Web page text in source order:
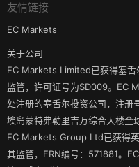
友情链接
EC Markets
关于公司
EC Markets Limited已获得塞舌
监管，许可证号为SD009。EC
处注册的塞舌尔投资公司，注
埃岛蒙特弗勒里吉万综合大楼全
EC Markets Group Ltd已获得
其监管，FRN编号：571881。